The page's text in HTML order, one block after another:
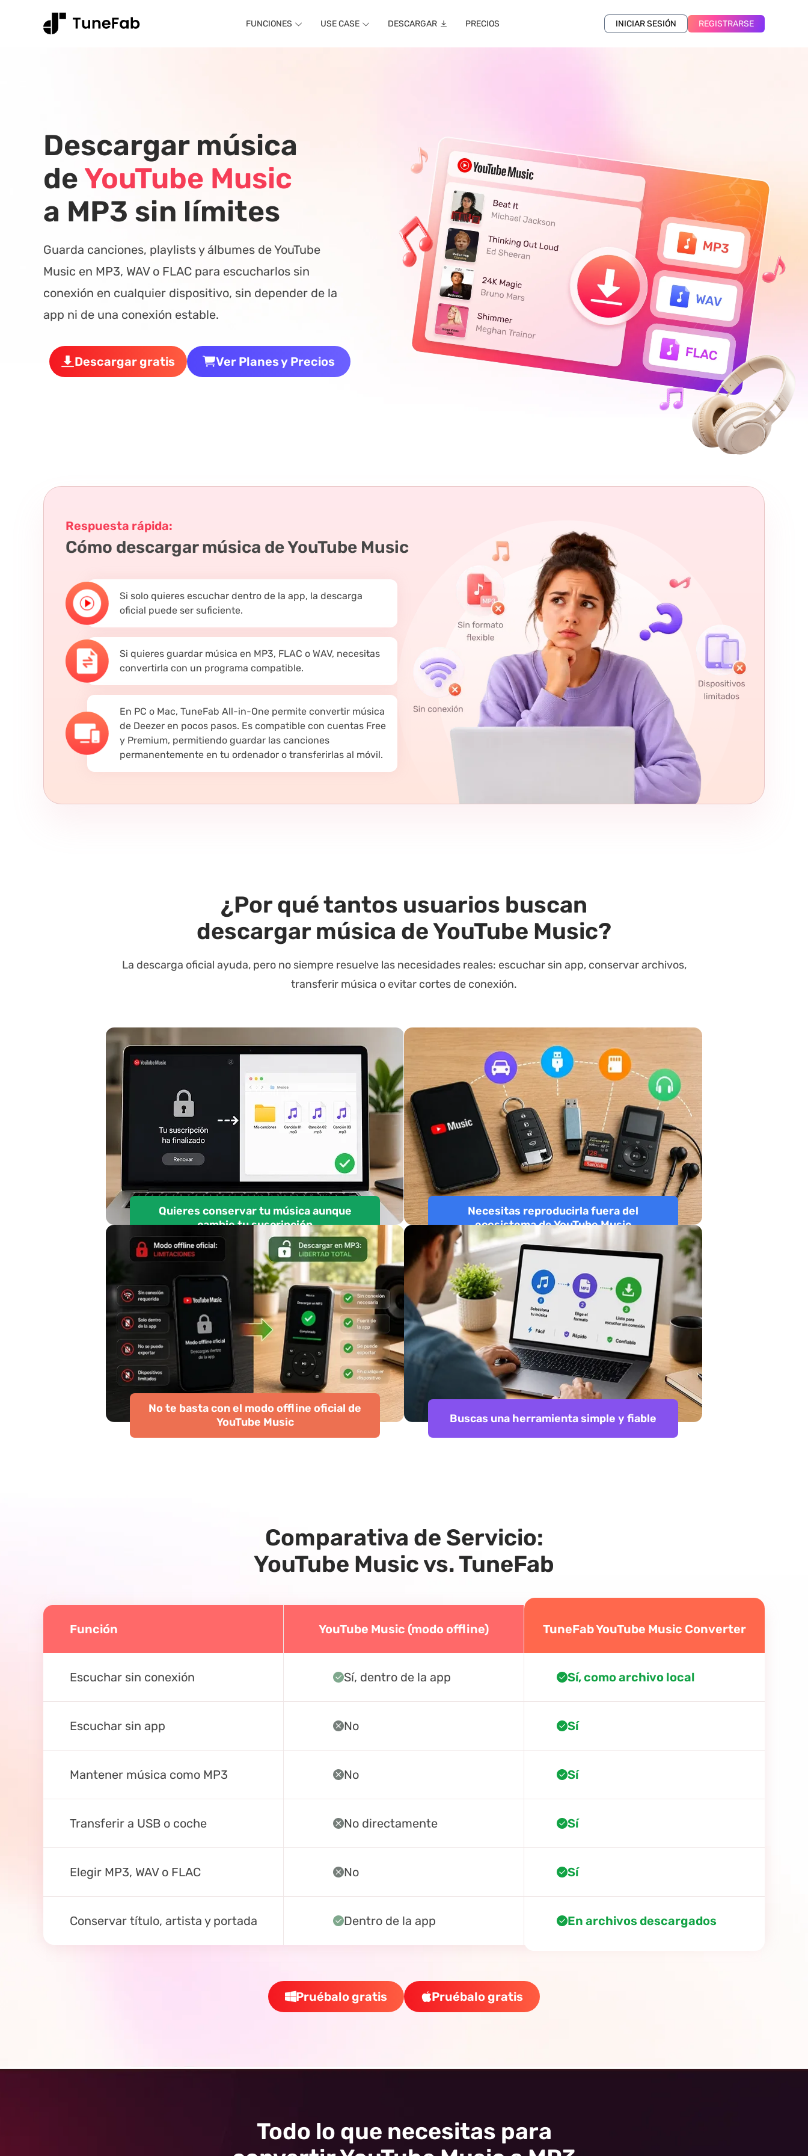
FUNCIONES USE CASE DESCARGAR PRECIOS INICIAR SESIÓN REGISTRARSE
Descargar música
de YouTube Music
a MP3 sin límites
Guarda canciones, playlists y álbumes de YouTube
Music en MP3, WAV o FLAC para escucharlos sin
conexión en cualquier dispositivo, sin depender de la
app ni de una conexión estable.
Descargar gratis Ver Planes y Precios
Respuesta rápida:
Cómo descargar música de YouTube Music
Si solo quieres escuchar dentro de la app, la descarga
oficial puede ser suficiente.
Si quieres guardar música en MP3, FLAC o WAV, necesitas
convertirla con un programa compatible.
En PC o Mac, TuneFab All-in-One permite convertir música
de Deezer en pocos pasos. Es compatible con cuentas Free
y Premium, permitiendo guardar las canciones
permanentemente en tu ordenador o transferirlas al móvil.
¿Por qué tantos usuarios buscan
descargar música de YouTube Music?
La descarga oficial ayuda, pero no siempre resuelve las necesidades reales: escuchar sin app, conservar archivos,
transferir música o evitar cortes de conexión.
Quieres conservar tu música aunque
cambie tu suscripción
Necesitas reproducirla fuera del
ecosistema de YouTube Music
No te basta con el modo offline oficial de
YouTube Music
Buscas una herramienta simple y fiable
Comparativa de Servicio:
YouTube Music vs. TuneFab
Función YouTube Music (modo offline) TuneFab YouTube Music Converter
Escuchar sin conexión Sí, dentro de la app Sí, como archivo local
Escuchar sin app No Sí
Mantener música como MP3 No Sí
Transferir a USB o coche No directamente Sí
Elegir MP3, WAV o FLAC No Sí
Conservar título, artista y portada Dentro de la app En archivos descargados
Pruébalo gratis Pruébalo gratis
Todo lo que necesitas para